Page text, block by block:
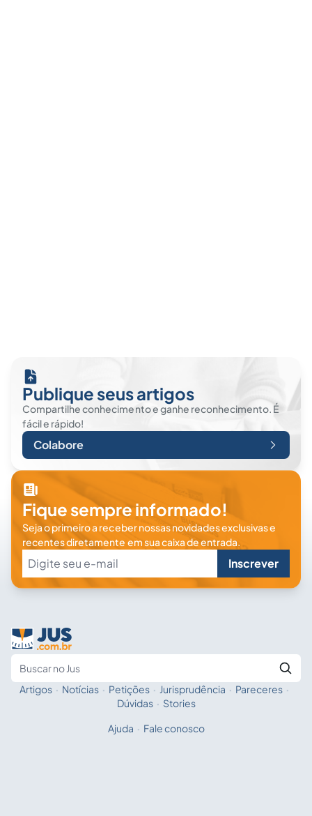
Publique seus artigos
Compartilhe conhecimento e ganhe reconhecimento. É
fácil e rápido!
Colabore
Fique sempre informado!
Seja o primeiro a receber nossas novidades exclusivas e
recentes diretamente em sua caixa de entrada.
Inscrever
Fale com a IA
Artigos · Notícias · Petições · Jurisprudência · Pareceres ·
Dúvidas · Stories
Ajuda · Fale conosco